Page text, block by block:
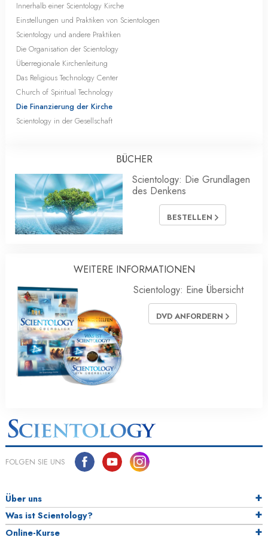
Innerhalb einer Scientology Kirche
Einstellungen und Praktiken von Scientologen
Scientology und andere Praktiken
Die Organisation der Scientology
Überregionale Kirchenleitung
Das Religious Technology Center
Church of Spiritual Technology
Die Finanzierung der Kirche
Scientology in der Gesellschaft
BÜCHER
Scientology: Die Grundlagen
des Denkens
BESTELLEN
WEITERE INFORMATIONEN
Scientology: Eine Übersicht
DVD ANFORDERN
FOLGEN SIE UNS
Über uns
Was ist Scientology?
Online-Kurse